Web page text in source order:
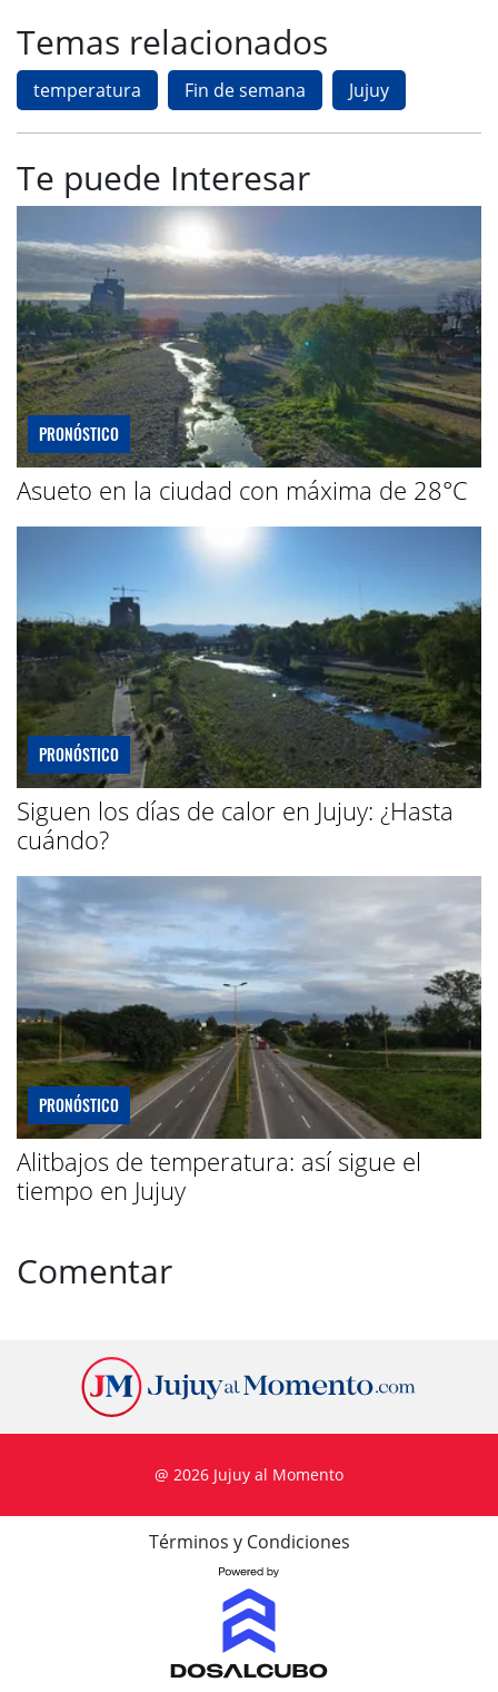
Temas relacionados
temperatura Fin de semana Jujuy
Te puede Interesar
PRONÓSTICO
Asueto en la ciudad con máxima de 28°C
PRONÓSTICO
Siguen los días de calor en Jujuy: ¿Hasta
cuándo?
PRONÓSTICO
Alitbajos de temperatura: así sigue el
tiempo en Jujuy
Comentar
@ 2026 Jujuy al Momento
Términos y Condiciones